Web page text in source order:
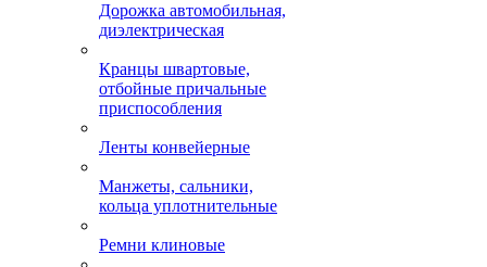
Дорожка автомобильная,
диэлектрическая
Кранцы швартовые,
отбойные причальные
приспособления
Ленты конвейерные
Манжеты, сальники,
кольца уплотнительные
Ремни клиновые